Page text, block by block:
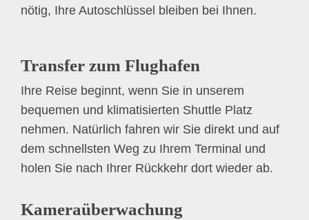
nötig, Ihre Autoschlüssel bleiben bei Ihnen.
Transfer zum Flughafen
Ihre Reise beginnt, wenn Sie in unserem
bequemen und klimatisierten Shuttle Platz
nehmen. Natürlich fahren wir Sie direkt und auf
dem schnellsten Weg zu Ihrem Terminal und
holen Sie nach Ihrer Rückkehr dort wieder ab.
Kameraüberwachung